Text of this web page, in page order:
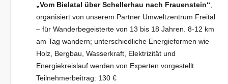
„Vom Bielatal über Schellerhau nach Frauenstein“,
organisiert von unserem Partner Umweltzentrum Freital
– für Wanderbegeisterte von 13 bis 18 Jahren. 8-12 km
am Tag wandern; unterschiedliche Energieformen wie
Holz, Bergbau, Wasserkraft, Elektrizität und
Energiekreislauf werden von Experten vorgestellt.
Teilnehmerbeitrag: 130 €